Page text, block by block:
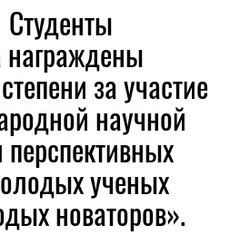
награждены
за участие
научной
ученых
новаторов».